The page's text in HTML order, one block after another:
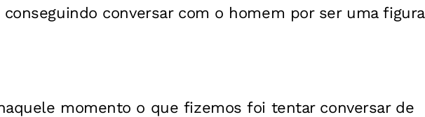
conversar com o homem por ser uma figura
momento o que fizemos foi tentar conversar de